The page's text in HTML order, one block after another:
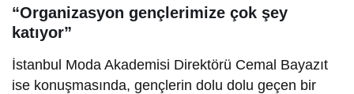
“Organizasyon gençlerimize çok şey
katıyor”
İstanbul Moda Akademisi Direktörü Cemal Bayazıt
ise konuşmasında, gençlerin dolu dolu geçen bir